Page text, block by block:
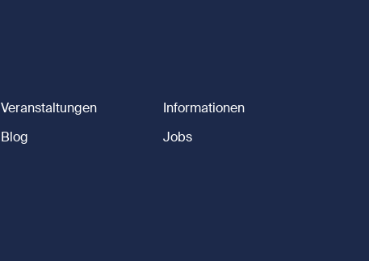
Veranstaltungen
Informationen
Blog
Jobs